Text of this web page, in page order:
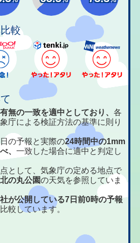
較
無の一致を適中としており、各
庁による検証方法の基準に則り
の予報と実際の24時間中の1mm
、一致した場合に適中と判定し
として、気象庁の定める地点で
の丸公園の天気を参照していま
が公開している7日前0時の予報
較しています。